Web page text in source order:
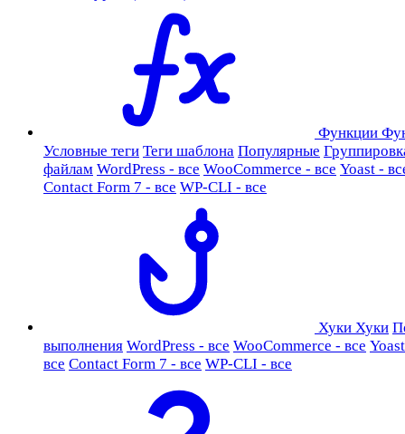
Функции
Условные теги Теги шаблона Популярные
файлам WordPress - все WooCommerce - все Yoast -
Contact Form 7 - все WP-CLI - все
Хуки Хуки
выполнения WordPress - все WooCommerce - все
все Contact Form 7 - все WP-CLI - все